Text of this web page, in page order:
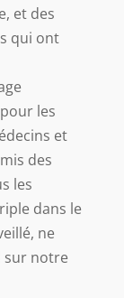
et des
qui ont
les
et
des
les
dans le
ne
sur notre